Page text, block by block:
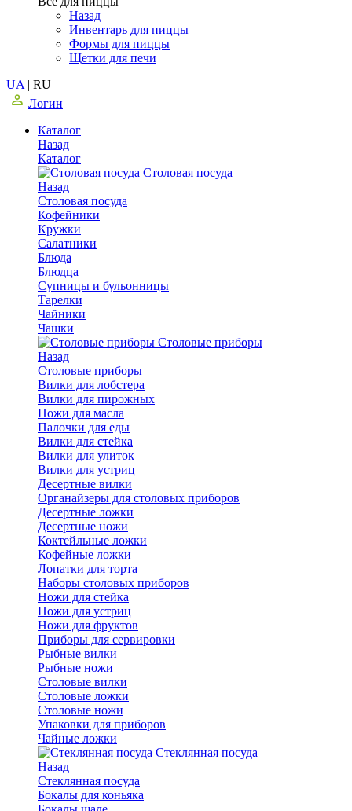
Назад
Инвентарь для пиццы
Формы для пиццы
Щетки для печи
UA | RU
Логин
Каталог
Назад
Каталог
Столовая посуда
Назад
Столовая посуда
Кофейники
Кружки
Салатники
Блюда
Блюдца
Супницы и бульонницы
Тарелки
Чайники
Чашки
Cтоловые приборы
Назад
Cтоловые приборы
Вилки для лобстера
Вилки для пирожных
Ножи для масла
Палочки для еды
Вилки для стейка
Вилки для улиток
Вилки для устриц
Десертные вилки
Органайзеры для столовых приборов
Десертные ложки
Десертные ножи
Коктейльные ложки
Кофейные ложки
Лопатки для торта
Наборы столовых приборов
Ножи для стейка
Ножи для устриц
Ножи для фруктов
Приборы для сервировки
Рыбные вилки
Рыбные ножи
Столовые вилки
Столовые ложки
Столовые ножи
Упаковки для приборов
Чайные ложки
Стеклянная посуда
Назад
Стеклянная посуда
Бокалы для коньяка